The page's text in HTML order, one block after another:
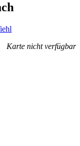
Karte nicht verfügbar